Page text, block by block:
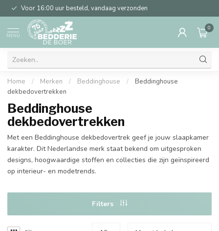
Voor 16:00 uur besteld, vandaag verzonden
MENU
0
Home / Merken / Beddinghouse /
Beddinghouse
dekbedovertrekken
Beddinghouse
dekbedovertrekken
Met een Beddinghouse dekbedovertrek geef je jouw slaapkamer
karakter. Dit Nederlandse merk staat bekend om uitgesproken
designs, hoogwaardige stoffen en collecties die zijn geïnspireerd
op interieur- en modetrends.
Filters